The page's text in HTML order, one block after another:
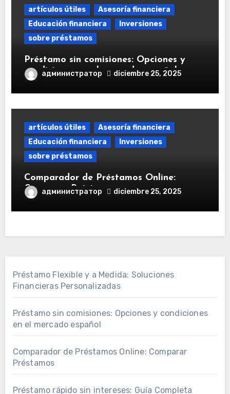
artículos útiles
Asesoría financiera
Educación financiera
Inversiones
sobre préstamos
Préstamo sin comisiones: Opciones y
condiciones en el mercado español
администратор diciembre 25, 2025
artículos útiles
Asesoría financiera
Educación financiera
Inversiones
sobre préstamos
Comparador de Préstamos Online:
Comparar Préstamos
администратор diciembre 25, 2025
Préstamo Flexible y a Medida: Soluciones
Financieras Personalizadas
Préstamo sin comisiones: Opciones y condiciones
en el mercado español
Comparador de Préstamos Online: Comparar
Préstamos
Préstamo rápido sin intereses: Guía Completa